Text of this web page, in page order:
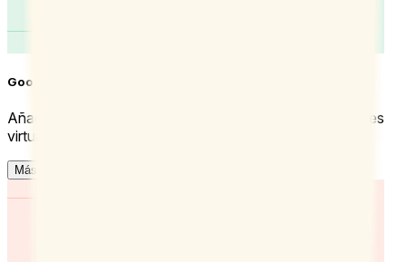
Google Meet
Añade automáticamente enlaces de vídeo a las reuniones
virtuales que programes con Doodle.
Más información